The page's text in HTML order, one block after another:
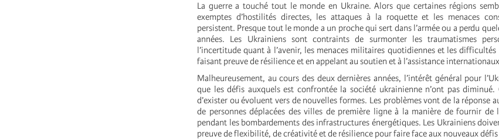
La guerre a touché tout le monde en Ukraine. Alors que certaines régions
exemptes d’hostilités directes, les attaques à la roquette et les menaces
persistent. Presque tout le monde a un proche qui sert dans l’armée ou a perdu
années. Les Ukrainiens sont contraints de surmonter les traumatismes
l’incertitude quant à l’avenir, les menaces militaires quotidiennes et les
faisant preuve de résilience et en appelant au soutien et à l’assistance
Malheureusement, au cours des deux dernières années, l’intérêt général pour
que les défis auxquels est confrontée la société ukrainienne n’ont pas
d’exister ou évoluent vers de nouvelles formes. Les problèmes vont de la réponse
de personnes déplacées des villes de première ligne à la manière de fournir de
pendant les bombardements des infrastructures énergétiques. Les Ukrainiens
preuve de flexibilité, de créativité et de résilience pour faire face aux nouveaux défis